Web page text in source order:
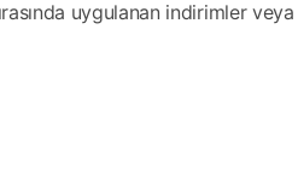
uygulanan indirimler